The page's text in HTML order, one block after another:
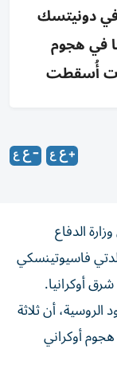
في دونيتسك
قتلى و25 جريحا في هجوم
أُسقطت
‌الدفاع
فاسيوتينسكي
أوكرانيا.
أن ثلاثة
25 آخرون ‌في هجوم أوكراني